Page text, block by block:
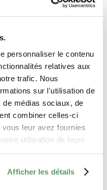
personnaliser le contenu
relatives aux
trafic. Nous
sur l'utilisation de
médias sociaux, de
combiner celles-ci
leur avez fournies
utilisation de leurs
Afficher les détails